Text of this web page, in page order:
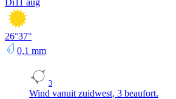
Di 11 aug
26°37°
0,1 mm
3
Wind vanuit zuidwest, 3 beaufort.